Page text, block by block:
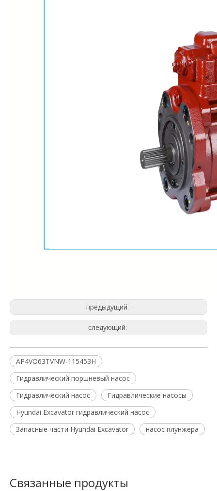
предыдущий:
следующий:
AP4VO63TVNW-115453H
Гидравлический поршневый насос
Гидравлический насос
Гидравлические насосы
Hyundai Excavator гидравлический насос
Запасные части Hyundai Excavator
насос плунжера
Связанные продукты